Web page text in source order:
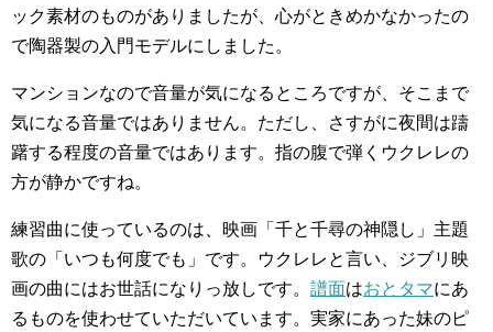
ック素材のものがありましたが、心がときめかなかったの
で陶器製の入門モデルにしました。
マンションなので音量が気になるところですが、そこまで
気になる音量ではありません。ただし、さすがに夜間は躊
躇する程度の音量ではあります。指の腹で弾くウクレレの
方が静かですね。
練習曲に使っているのは、映画「千と千尋の神隠し」主題
歌の「いつも何度でも」です。ウクレレと言い、ジブリ映
画の曲にはお世話になりっ放しです。 譜面はおとタマにあ
るものを使わせていただいています。実家にあった妹のピ